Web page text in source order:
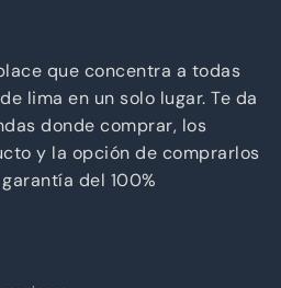
que concentra a todas
lima en un solo lugar. Te da
donde comprar, los
y la opción de comprarlos
del 100%